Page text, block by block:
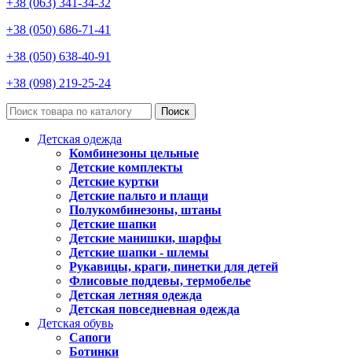
+38 (063) 341-34-32
+38 (050) 686-71-41
+38 (050) 638-40-91
+38 (098) 219-25-24
Поиск
Детская одежда
Комбинезоны цельные
Детские комплекты
Детские куртки
Детские пальто и плащи
Полукомбинезоны, штаны
Детские шапки
Детские манишки, шарфы
Детские шапки - шлемы
Рукавицы, краги, пинетки для детей
Флисовые поддевы, термобелье
Детская летняя одежда
Детская повседневная одежда
Детская обувь
Сапоги
Ботинки